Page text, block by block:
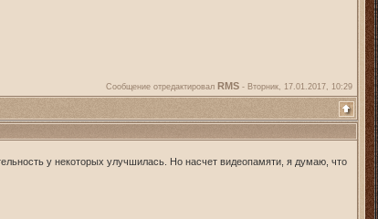
Сообщение отредактировал RMS - Вторник, 17.01.2017, 10:29
у некоторых улучшилась. Но насчет видеопамяти, я думаю, что